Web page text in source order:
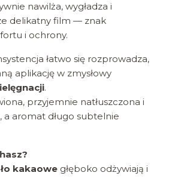
nawilża, wygładza i
delikatny film — znak
i ochrony.
łatwo się rozprowadza,
aplikację w zmysłowy
.
przyjemnie natłuszczona i
a aromat długo subtelnie
kakaowe głęboko odżywiają i